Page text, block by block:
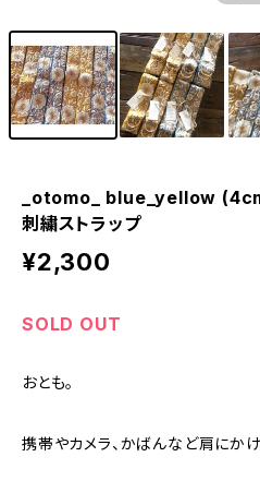
_otomo_ blue_yellow
刺繍ストラップ
¥2,300
SOLD OUT
おとも。
携帯やカメラ、かばんなど肩にか